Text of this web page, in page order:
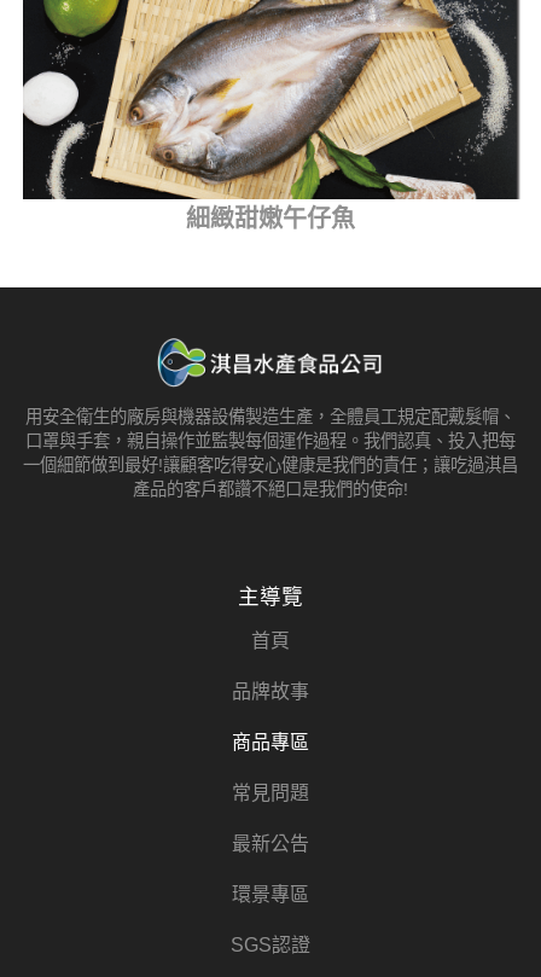
細緻甜嫩午仔魚
用安全衛生的廠房與機器設備製造生產，全體員工規定配戴髮帽、
口罩與手套，親自操作並監製每個運作過程。我們認真、投入把每
一個細節做到最好!讓顧客吃得安心健康是我們的責任；讓吃過淇昌
產品的客戶都讚不絕口是我們的使命!
主導覽
首頁
品牌故事
商品專區
常見問題
最新公告
環景專區
SGS認證